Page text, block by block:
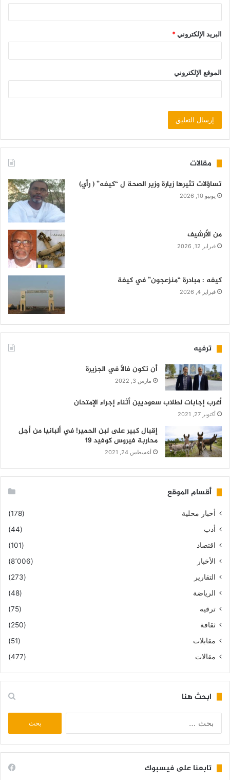
البريد الإلكتروني*
الموقع الإلكتروني
مقالات
تساؤلات تثيرها زيارة وزير الصحة ل “كيفه” ( رأي)
يونيو 10, 2026
من الأرشيف
فبراير 12, 2026
كيفه : مبادرة “منزعجون” في كيفة
فبراير 4, 2026
ترفيه
أن تكون فالاً في الجزيرة
مارس 3, 2022
أغرب إجابات لطلاب سعوديين أثناء إجراء الإمتحان
أكتوبر 27, 2021
إقبال كبير على لبن الحمير! في ألبانيا من أجل
محاربة فيروس كوفيد 19
أغسطس 24, 2021
أقسام الموقع
أخبار محلية
(178)
أدب
(44)
اقتصاد
(101)
الأخبار
(8٬006)
التقارير
(273)
الرياضة
(48)
ترقيه
(75)
ثقافة
(250)
مقابلات
(51)
مقالات
(477)
ابحث هنا
تابعنا على فيسبوك